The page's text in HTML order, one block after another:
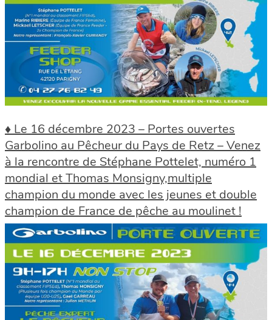
♦ Le 16 décembre 2023 – Portes ouvertes
Garbolino au Pêcheur du Pays de Retz – Venez
à la rencontre de Stéphane Pottelet, numéro 1
mondial et Thomas Monsigny,multiple
champion du monde avec les jeunes et double
champion de France de pêche au moulinet !